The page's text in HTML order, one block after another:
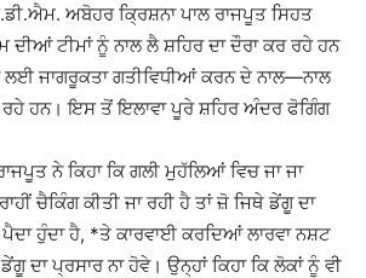
ਅਬੋਹਰ ਕ੍ਰਿਸ਼ਨਾ ਪਾਲ ਰਾਜਪੂਤ ਸਿਹਤ
ਦੀਆਂ ਟੀਮਾਂ ਨੂੰ ਨਾਲ ਲੈ ਸ਼ਹਿਰ ਦਾ ਦੌਰਾ ਕਰ ਰਹੇ ਹਨ
ਲਈ ਜਾਗਰੂਕਤਾ ਗਤੀਵਿਧੀਆਂ ਕਰਨ ਦੇ ਨਾਲ—ਨਾਲ
ਹਨ। ਇਸ ਤੋਂ ਇਲਾਵਾ ਪੂਰੇ ਸ਼ਹਿਰ ਅੰਦਰ ਫੋਗਿੰਗ
ਨੇ ਕਿਹਾ ਕਿ ਗਲੀ ਮੁਹੱਲਿਆਂ ਵਿਚ ਜਾ ਜਾ
ਚੈਕਿੰਗ ਕੀਤੀ ਜਾ ਰਹੀ ਹੈ ਤਾਂ ਜ਼ੋ ਜਿਥੇ ਡੇਂਗੂ ਦਾ
ਪੈਦਾ ਹੁੰਦਾ ਹੈ, *ਤੇ ਕਾਰਵਾਈ ਕਰਦਿਆਂ ਲਾਰਵਾ ਨਸ਼ਟ
ਡੇਂਗੂ ਦਾ ਪ੍ਰਸਾਰ ਨਾ ਹੋਵੇ। ਉਨ੍ਹਾਂ ਕਿਹਾ ਕਿ ਲੋਕਾਂ ਨੂੰ ਵੀ